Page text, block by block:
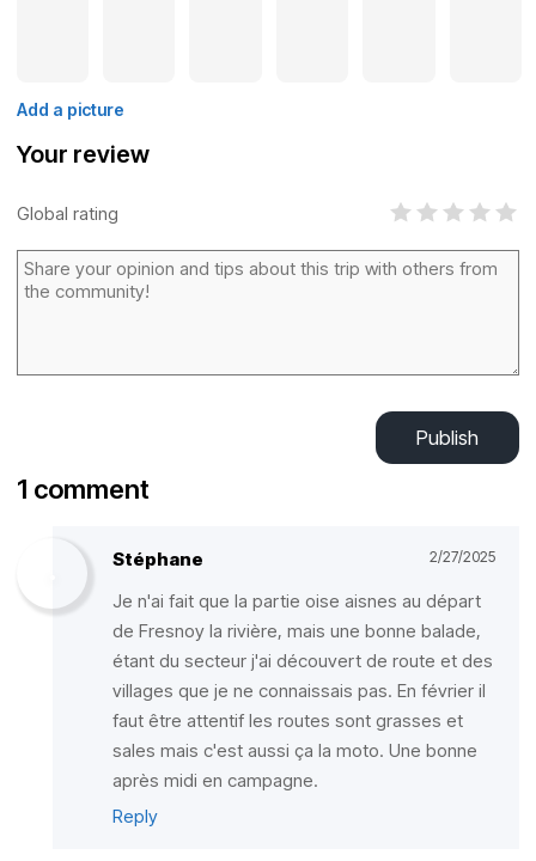
Add a picture
Your review
Global rating
Publish
1 comment
Stéphane 2/27/2025
Je n'ai fait que la partie oise aisnes au départ
de Fresnoy la rivière, mais une bonne balade,
étant du secteur j'ai découvert de route et des
villages que je ne connaissais pas. En février il
faut être attentif les routes sont grasses et
sales mais c'est aussi ça la moto. Une bonne
après midi en campagne.
Reply